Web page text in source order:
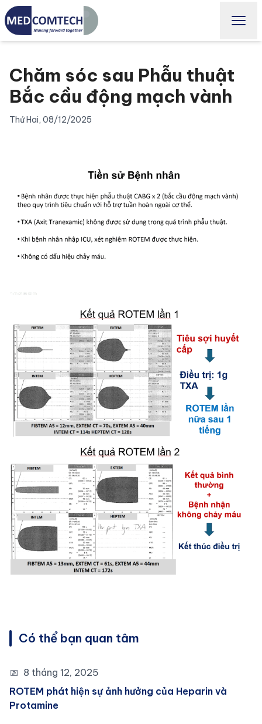
Chăm sóc sau Phẫu thuật
Bắc cầu động mạch vành
Thứ Hai, 08/12/2025
Có thể bạn quan tâm
📅 8 tháng 12, 2025
ROTEM phát hiện sự ảnh hưởng của Heparin và
Protamine